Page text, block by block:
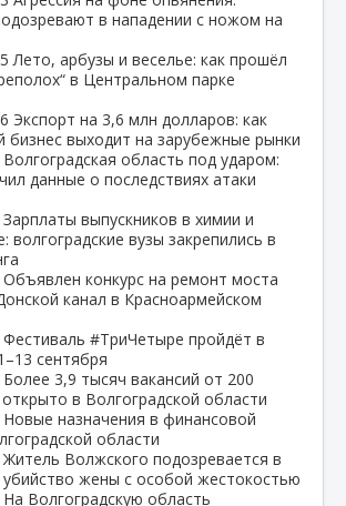
в нападении с ножом на
Лето, арбузы и веселье: как прошёл
в Центральном парке
Экспорт на 3,6 млн долларов: как
бизнес выходит на зарубежные рынки
Волгоградская область под ударом:
данные о последствиях атаки
Зарплаты выпускников в химии и
волгоградские вузы закрепились в
Объявлен конкурс на ремонт моста
канал в Красноармейском
Фестиваль #ТриЧетыре пройдёт в
сентября
Более 3,9 тысяч вакансий от 200
в Волгоградской области
Новые назначения в финансовой
области
Житель Волжского подозревается в
жены с особой жестокостью
На Волгоградскую область